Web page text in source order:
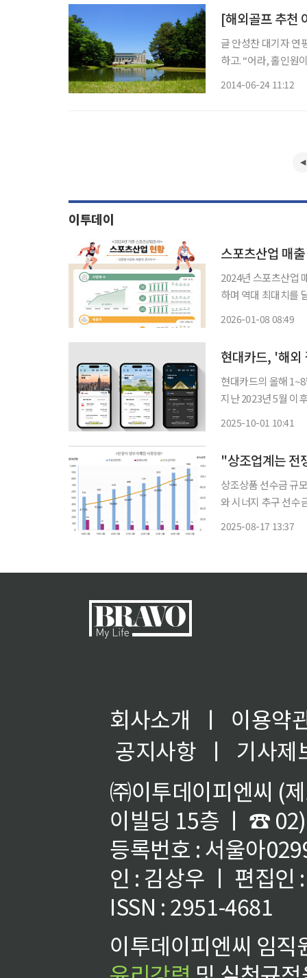
글 안성찬 대기자 연평균 기온 15도. 여름 오전 12도, 낮 22도. 아침, 저녁 쌀쌀하고. 낮엔 시원
하고. “어라, 홀인원
2014-06-24 11:12
이투데이
스포츠산업 매
2024년 스포츠산업
하며 역대 최대치를 달성했다. 8일 문화체육관광부는 ‘2024년
2026-01-08 08:49
현대카드, '해외
현대카드의 올해
지난 2023년 5월 이후 2
2025-10-01 10:41
"상조업계는 전
상조상품 선수금 규
와 시너지 추구 선수금 여행·
2025-08-17 13:37
회사소개 ㅣ
이용약
공지사항
ㅣ
기사제
㈜이투데이피엔씨 (
이빌딩 15층 ㅣ ☎
등록번호 : 서울아
인 : 김상우 ㅣ 편집인
ISSN : 2951-4681
이투데이피엔씨 임